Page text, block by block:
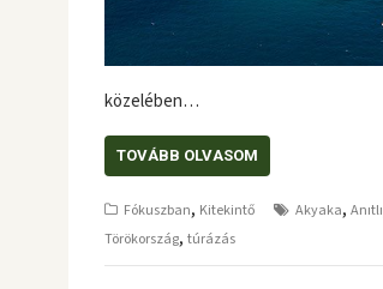
közelében…
TOVÁBB OLVASOM
Fókuszban, Kitekintő Akyaka, Anıtlı
Törökország, túrázás